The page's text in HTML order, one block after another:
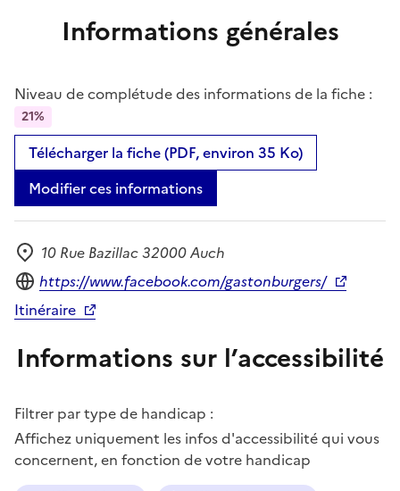
Informations générales
Niveau de complétude des informations de la fiche :
21%
Télécharger la fiche (PDF, environ 35 Ko)
Modifier ces informations
Adresse
10 Rue Bazillac 32000 Auch
Site internet
https://www.facebook.com/gastonburgers/
Itinéraire
Informations sur l’accessibilité
Filtrer par type de handicap :
Affichez uniquement les infos d'accessibilité qui vous
concernent, en fonction de votre handicap